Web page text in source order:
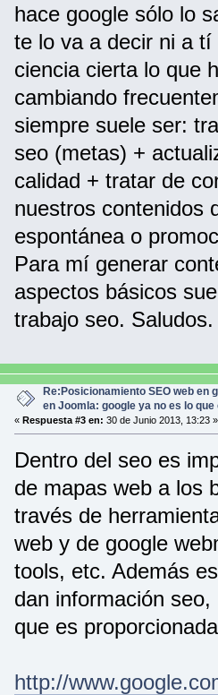
hace google sólo lo
te lo va a decir ni a
ciencia cierta lo que
cambiando
siempre suele ser:
seo (metas) +
calidad + tratar de
nuestros contenidos
espontánea o
Para mí generar
aspectos básicos
trabajo seo. Saludos.
Re:Posicionamiento SEO web en
en Joomla: google ya no es lo que
« Respuesta #3 en: 30 de Junio 2013, 13:23 »
Dentro del seo es
de mapas web a los
través de
web y de google
tools, etc. Además
dan información
que es
http://